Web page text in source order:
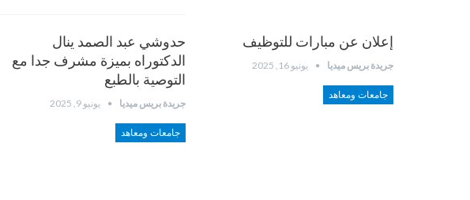
إعلان عن مبارات للتوظيف
جريدة بريس ميديا يونيو 16, 2025
جامعات ومعاهد
حدوشي عبد الصمد ينال
الدكتوراه بميزة مشرف جدا مع
التوصية بالطبع
جريدة بريس ميديا يونيو 9, 2025
جامعات ومعاهد